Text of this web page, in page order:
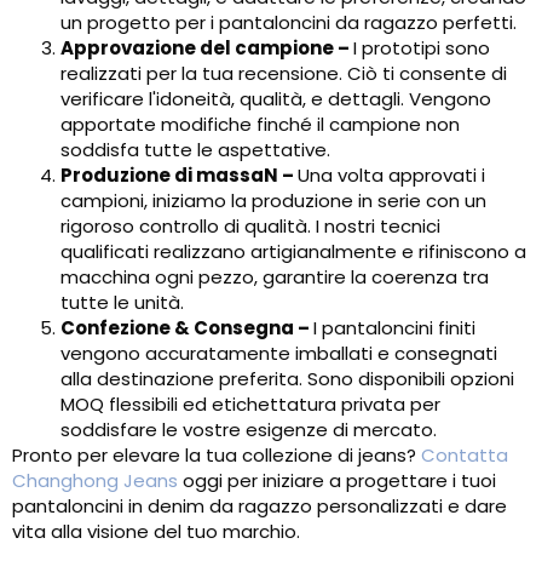
un progetto per i pantaloncini da ragazzo perfetti.
Approvazione del campione–I prototipi sono
realizzati per la tua recensione. Ciò ti consente di
verificare l'idoneità, qualità, e dettagli. Vengono
apportate modifiche finché il campione non
soddisfa tutte le aspettative.
Produzione di massaN –Una volta approvati i
campioni, iniziamo la produzione in serie con un
rigoroso controllo di qualità. I nostri tecnici
qualificati realizzano artigianalmente e rifiniscono a
macchina ogni pezzo, garantire la coerenza tra
tutte le unità.
Confezione & Consegna –I pantaloncini finiti
vengono accuratamente imballati e consegnati
alla destinazione preferita. Sono disponibili opzioni
MOQ flessibili ed etichettatura privata per
soddisfare le vostre esigenze di mercato.
Pronto per elevare la tua collezione di jeans? Contatta
Changhong Jeans oggi per iniziare a progettare i tuoi
pantaloncini in denim da ragazzo personalizzati e dare
vita alla visione del tuo marchio.